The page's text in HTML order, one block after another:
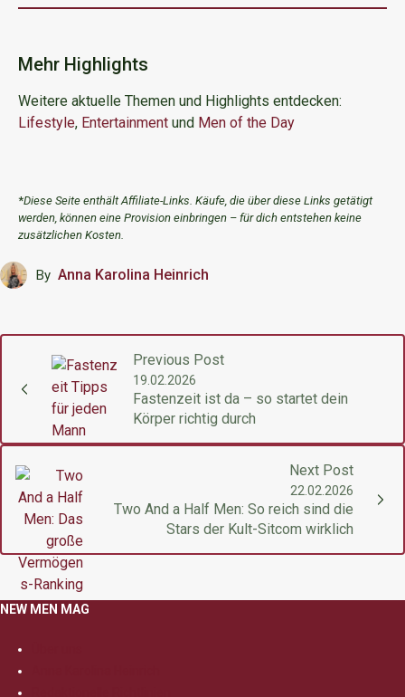
Mehr Highlights
Weitere aktuelle Themen und Highlights entdecken:
Lifestyle, Entertainment und Men of the Day
*Diese Seite enthält Affiliate-Links. Käufe, die über diese Links getätigt
werden, können eine Provision einbringen – für dich entstehen keine
zusätzlichen Kosten.
By Anna Karolina Heinrich
Previous Post
19.02.2026
Fastenzeit ist da – so startet dein
Körper richtig durch
Next Post
22.02.2026
Two And a Half Men: So reich sind die
Stars der Kult-Sitcom wirklich
NEW MEN MAG